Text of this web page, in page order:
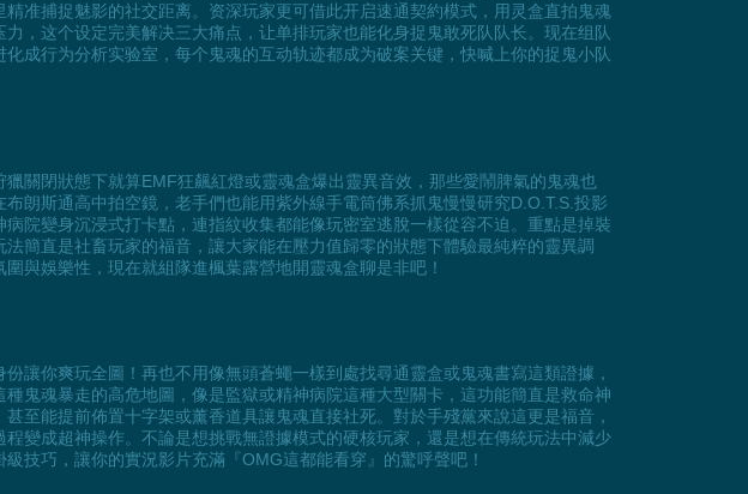
准捕捉魅影的社交距离。资深玩家更可借此开启速通契約模式，用灵盒直拍鬼魂
，这个设定完美解决三大痛点，让单排玩家也能化身捉鬼敢死队队长。现在组队
成行为分析实验室，每个鬼魂的互动轨迹都成为破案关键，快喊上你的捉鬼小队
關閉狀態下就算EMF狂飆紅燈或靈魂盒爆出靈異音效，那些愛鬧脾氣的鬼魂也
朗斯通高中拍空鏡，老手們也能用紫外線手電筒佛系抓鬼慢慢研究D.O.T.S.投影
院變身沉浸式打卡點，連指紋收集都能像玩密室逃脫一樣從容不迫。重點是掉裝
簡直是社畜玩家的福音，讓大家能在壓力值歸零的狀態下體驗最純粹的靈異調
與娛樂性，現在就組隊進楓葉露營地開靈魂盒聊是非吧！
讓你爽玩全圖！再也不用像無頭蒼蠅一樣到處找尋通靈盒或鬼魂書寫這類證據，
鬼魂暴走的高危地圖，像是監獄或精神病院這種大型關卡，這功能簡直是救命神
至能提前佈置十字架或薰香道具讓鬼魂直接社死。對於手殘黨來說這更是福音，
變成超神操作。不論是想挑戰無證據模式的硬核玩家，還是想在傳統玩法中減少
技巧，讓你的實況影片充滿『OMG這都能看穿』的驚呼聲吧！